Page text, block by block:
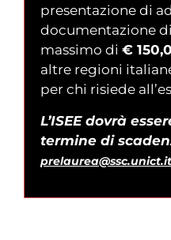
presentazione di
documentazione
massimo di €
altre regioni
per chi risiede
L’ISEE dovrà
termine di
prelaurea@ssc.unict.it